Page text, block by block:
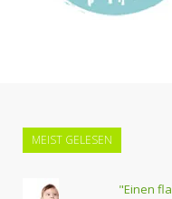
MEIST GELESEN
"Einen